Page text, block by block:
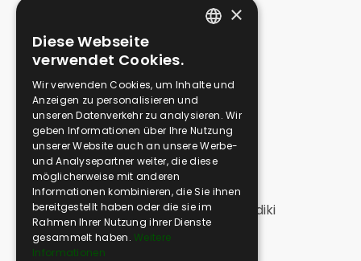
Datenschutzrichtlinie
Kontakt
Medien Galerie
SAFARI
Greek Safari | Kassandra
Greek Safari | Sithonia
Greek Safari Off | Nördliche Chalkidiki
Off Road Swim | Kassandra
Off Road Swim | Sithonia
×
Diese Webseite
verwendet Cookies.
Wir verwenden Cookies, um Inhalte und
Anzeigen zu personalisieren und
unseren Datenverkehr zu analysieren. Wir
geben Informationen über Ihre Nutzung
unserer Website auch an unsere Werbe-
und Analysepartner weiter, die diese
möglicherweise mit anderen
Informationen kombinieren, die Sie ihnen
bereitgestellt haben oder die sie im
Rahmen Ihrer Nutzung ihrer Dienste
gesammelt haben. Weitere
Informationen